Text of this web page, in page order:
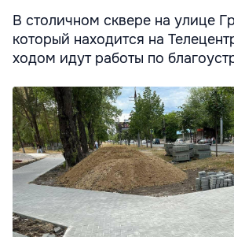
В столичном сквере на улице
который находится на
ходом идут работы по